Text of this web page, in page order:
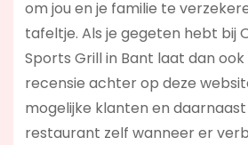
om jou en je familie te
tafeltje. Als je gegeten hebt bij
Sports Grill in Bant laat dan
recensie achter op deze
mogelijke klanten en
restaurant zelf wanneer er